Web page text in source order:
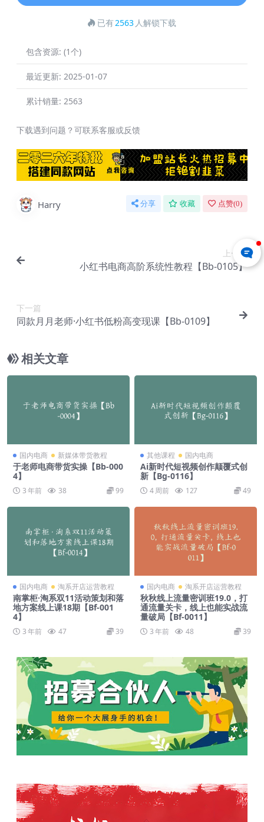
已有2563 人解锁下载
包含资源: (1个)
最近更新: 2025-01-07
累计销量: 2563
下载遇到问题？可联系客服或反馈
Harry 分享 收藏 点赞(0)
上一篇
小红书电商高阶系统性教程【Bb-0105】
下一篇
同款月月老师·小红书低粉高变现课【Bb-0109】
相关文章
国内电商 新媒体带货教程
于老师电商带货实操【Bb-000
4】
3 年前 38 99
其他课程 国内电商
Ai新时代短视频创作颠覆式创
新【Bg-0116】
4 周前 127 49
国内电商 淘系开店运营教程
南掌柜·淘系双11活动策划和落
地方案线上课18期【Bf-001
4】
3 年前 47 39
国内电商 淘系开店运营教程
秋秋线上流量密训班19.0，打
通流量关卡，线上也能实战流
量破局【Bf-0011】
3 年前 48 39